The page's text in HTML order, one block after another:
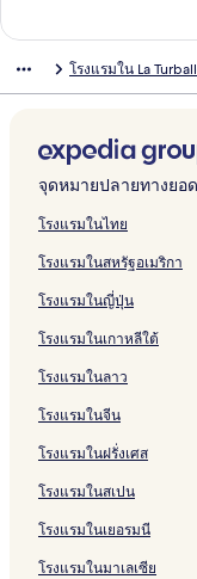
é
d
e
s
L
B
u
l
e
u
l
i
t
t
a
y
a
0
m
d
e
a
e
r
H
e
l
G
a
d
n
&
S
p
y
s
t
W
e
t
r
n
G
u
r
n
d
e
i
a
B
a
u
e
ô
t
e
l
R
s
i
d
e
n
c
M
a
i
s
S
l
n
t
s
y
a
n
c
e
s
l
u
e
s
V
l
a
C
a
r
o
l
r
a
B
a
u
e
a
j
e
s
i
s
l
M
a
r
e
o
u
i
s
n
L
a
B
a
l
t
L
u
t
é
i
&
S
p
a
a
a
u
l
e
o
l
C
a
s
e
M
o
o
r
H
e
l
S
a
n
C
h
r
i
t
p
h
e
บ
ดิ
โ
อ
ซี
ล็
ชั
น
-
วิ
ท
เ
ล
รั
e
M
a
n
i
d
e
s
Q
a
r
e
S
a
i
s
สำ
ห
H
o
t
e
M
n
a
L
i
a
สำ
บ
ส
ตู
ดิ
อ
มี
เ
ส
น่
สำ
รั
บ
4
ค
น
-
า
ห
รั
บ
H
t
l
B
a
r
i
r
e
l
'
H
e
ฐ
สำ
ห
รั
บ
e
t
W
e
s
e
n
H
o
t
e
l
ร
น
สำ
ห
รั
P
e
r
r
e
V
c
a
n
c
e
s
โรงแรมใน La
จุดหมายปลายทางยอ
โรงแรมในไทย
โรงแรมในสหรัฐอเมริกา
โรงแรมในญี่ปุ่น
โรงแรมในเกาหลีใต้
โรงแรมในลาว
โรงแรมในจีน
โรงแรมในฝรั่งเศส
โรงแรมในสเปน
โรงแรมในเยอรมนี
โรงแรมในมาเลเซีย